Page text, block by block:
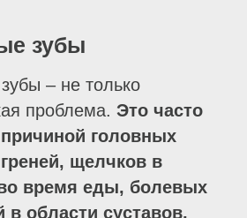
зубы
– не только
проблема. Это часто
головных
щелчков в
время еды, болевых
области суставов,